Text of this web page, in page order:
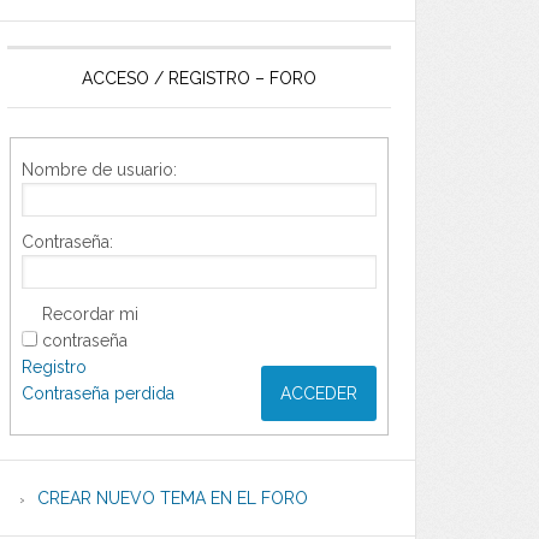
ACCESO / REGISTRO – FORO
Nombre de usuario:
Contraseña:
Recordar mi
contraseña
ACCEDER
Registro
Contraseña perdida
CREAR NUEVO TEMA EN EL FORO